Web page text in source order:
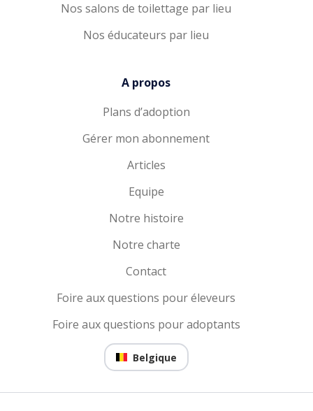
Nos salons de toilettage par lieu
Nos éducateurs par lieu
A propos
Plans d’adoption
Gérer mon abonnement
Articles
Equipe
Notre histoire
Notre charte
Contact
Foire aux questions pour éleveurs
Foire aux questions pour adoptants
Belgique